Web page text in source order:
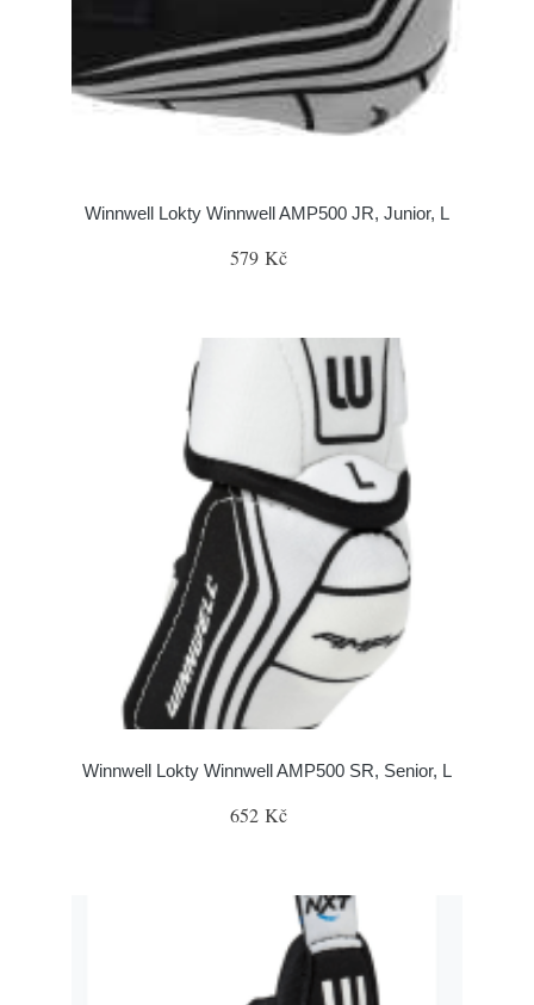
Winnwell Lokty Winnwell AMP500 JR, Junior, L
579 Kč
Winnwell Lokty Winnwell AMP500 SR, Senior, L
652 Kč